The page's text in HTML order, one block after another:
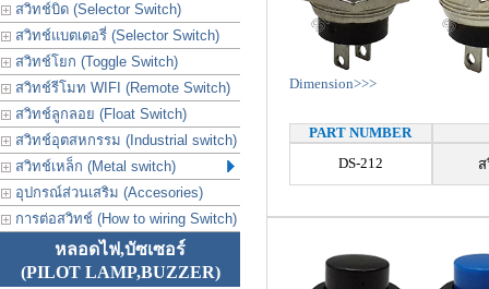
สวิทช์บิด (Selector Switch)
สวิทช์แบตเตอรี่ (Selector Switch)
สวิทช์โยก (Toggle Switch)
สวิทช์รีโมท WIFI (Remote Switch)
สวิทช์ลูกลอย (Float Switch)
สวิทช์อุตสหกรรม (Industrial switch)
สวิทช์เหล็ก (Metal switch)
อุปกรณ์ส่วนเสริม (Accesories)
การต่อสวิทช์ (How to wiring Switch)
หลอดไฟ,บัซเซอร์
(PILOT LAMP,BUZZER)
Dimension>>>
PART NUMBER
DS-212